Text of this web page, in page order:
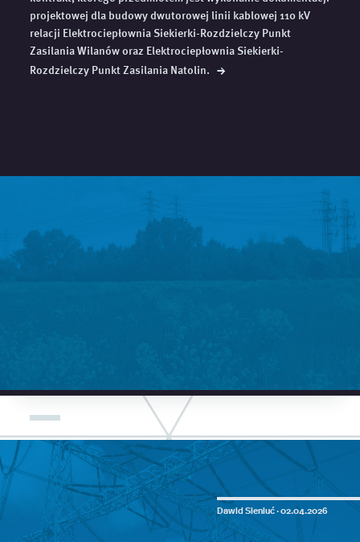
projektowej dla budowy dwutorowej linii kablowej 110 kV
relacji Elektrociepłownia Siekierki-Rozdzielczy Punkt
Zasilania Wilanów oraz Elektrociepłownia Siekierki-
Rozdzielczy Punkt Zasilania Natolin. →
Dawid Sieniuć ·02.04.2026